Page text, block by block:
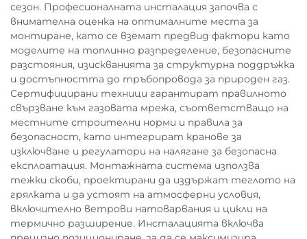
сезон. Професионалната инсталация започва с
внимателна оценка на оптималните места за
монтиране, като се вземат предвид фактори като
моделите на топлинно разпределение, безопасните
разстояния, изискванията за структурна поддръжка
и достъпността до тръбопровода за природен газ.
Сертифицирани техници гарантират правилното
свързване към газовата мрежа, съответстващо на
местните строителни норми и правила за
безопасност, като интегрират кранове за
изключване и регулатори на налягане за безопасна
експлоатация. Монтажната система използва
тежки скоби, проектирани да издържат теглото на
грялката и да устоят на атмосферни условия,
включително ветрови натоварвания и цикли на
термично разширение. Инсталацията включва